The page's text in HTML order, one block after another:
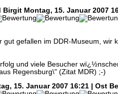
Birgit Montag, 15. Januar 2007
gut gefallen im DDR-Museum,
und viele Besucher
Regensburg\" (Zitat MDR) ;-)
15. Januar 2007 16:21 | Ost